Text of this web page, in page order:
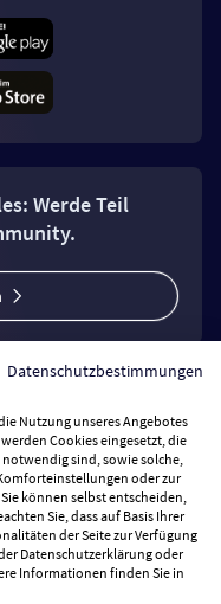
Werde Teil
Datenschutzbestimmungen
Nutzung unseres Angebotes
Cookies eingesetzt, die
sind, sowie solche,
oder zur
können selbst entscheiden,
Sie, dass auf Basis Ihrer
der Seite zur Verfügung
Datenschutzerklärung oder
Informationen finden Sie in